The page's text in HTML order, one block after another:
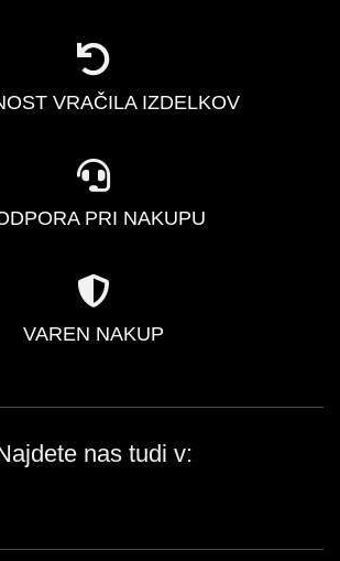
VRAČILA IZDELKOV
PRI NAKUPU
VAREN NAKUP
nas tudi v: